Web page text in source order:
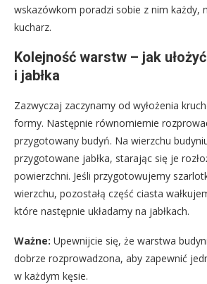
wskazówkom poradzi sobie z nim każdy,
kucharz.
Kolejność warstw – jak
i jabłka
Zazwyczaj zaczynamy od wyłożenia
formy. Następnie równomiernie
przygotowany budyń. Na wierzchu
przygotowane jabłka, starając się je
powierzchni. Jeśli przygotowujemy
wierzchu, pozostałą część ciasta
które następnie układamy na jabłkach.
Ważne: Upewnijcie się, że warstwa
dobrze rozprowadzona, aby zapewnić
w każdym kęsie.